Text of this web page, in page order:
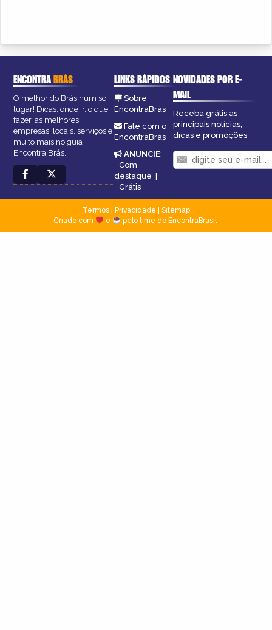
ENCONTRABRÁS
O melhor do Brás num só
lugar! Dicas, onde ir, o que
fazer, as melhores
empresas, locais, serviços e
muito mais no guia
Encontra Brás.
LINKS RÁPIDOS
Sobre
EncontraBrás
Fale com o
EncontraBrás
ANUNCIE:
Com
destaque |
Grátis
NOVIDADES POR E-
MAIL
Receba grátis as
principais notícias,
dicas e promoções
Termos| Privacidade
Sitemap
Criado com
e pelo time do EncontraBrasil